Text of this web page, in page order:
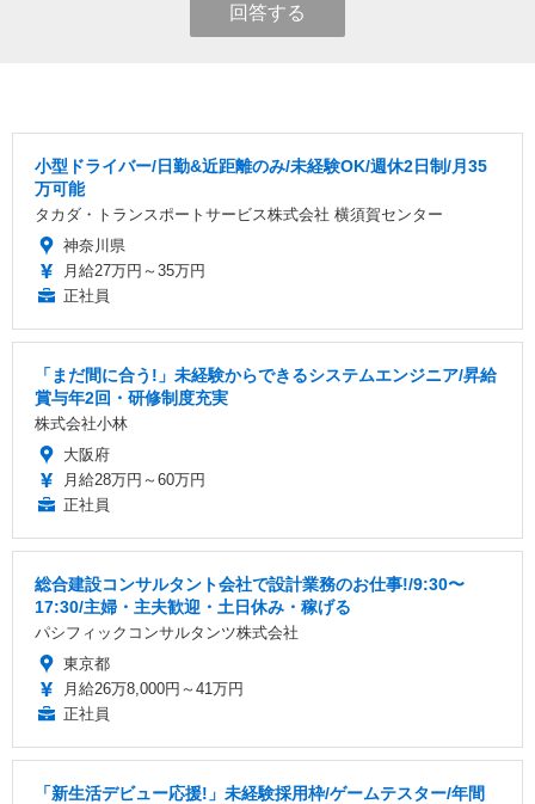
回答する
小型ドライバー/日勤&近距離のみ/未経験OK/週休2日制/月35
万可能
タカダ・トランスポートサービス株式会社 横須賀センター
神奈川県
月給27万円～35万円
正社員
「まだ間に合う!」未経験からできるシステムエンジニア/昇給
賞与年2回・研修制度充実
株式会社小林
大阪府
月給28万円～60万円
正社員
総合建設コンサルタント会社で設計業務のお仕事!/9:30〜
17:30/主婦・主夫歓迎・土日休み・稼げる
パシフィックコンサルタンツ株式会社
東京都
月給26万8,000円～41万円
正社員
「新生活デビュー応援!」未経験採用枠/ゲームテスター/年間